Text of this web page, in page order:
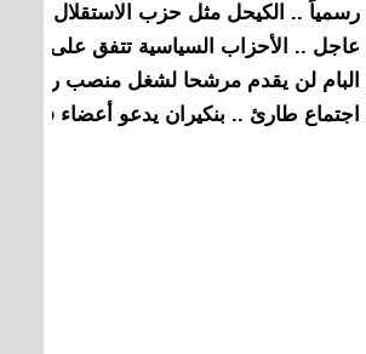
رسمياً .. الكيحل مثل حزب الاستقلال في
عاجل .. الأحزاب السياسية تتفق على
البام لن يقدم مرشحا لشغل منصب رئيس
اجتماع طارئ .. بنكيران يدعو أعضاء